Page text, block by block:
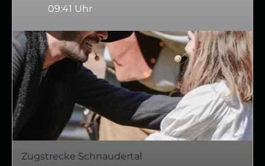
09:41 Uhr
Zugstrecke Schnaudertal